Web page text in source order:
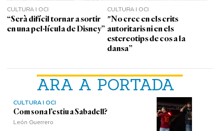
ARA A PORTADA
CULTURA I OCI
Com sona l’estiu a Sabadell?
León Guerrero
CULTURA I OCI
“Serà difícil tornar a sortir
en una pel·lícula de Disney”
CULTURA I OCI
"No crec en els crits
autoritaris ni en els
estereotips de cos a la
dansa”